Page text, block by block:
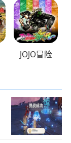
JOJO冒险